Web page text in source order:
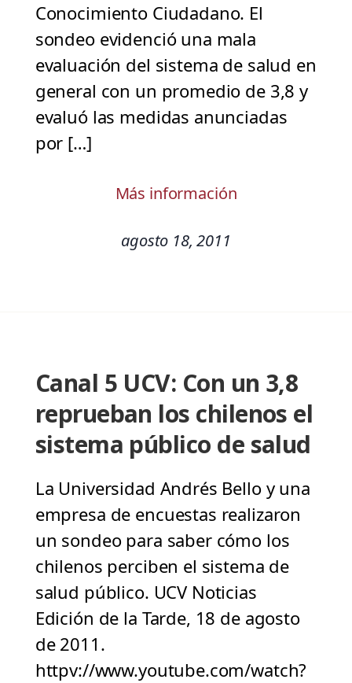
Conocimiento Ciudadano. El
sondeo evidenció una mala
evaluación del sistema de salud en
general con un promedio de 3,8 y
evaluó las medidas anunciadas
por […]
Más información
agosto 18, 2011
Canal 5 UCV: Con un 3,8
reprueban los chilenos el
sistema público de salud
La Universidad Andrés Bello y una
empresa de encuestas realizaron
un sondeo para saber cómo los
chilenos perciben el sistema de
salud público. UCV Noticias
Edición de la Tarde, 18 de agosto
de 2011.
httpv://www.youtube.com/watch?